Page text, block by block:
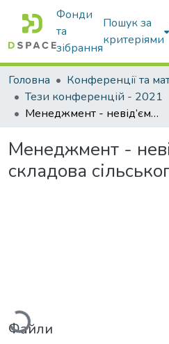
Фонди
та
зібрання
Пошук за
критеріями
Головна
Тези конференцій - 2021
Менеджмент - невід’ємна складова сільського господарства
Менеджмент -
складова
Файли